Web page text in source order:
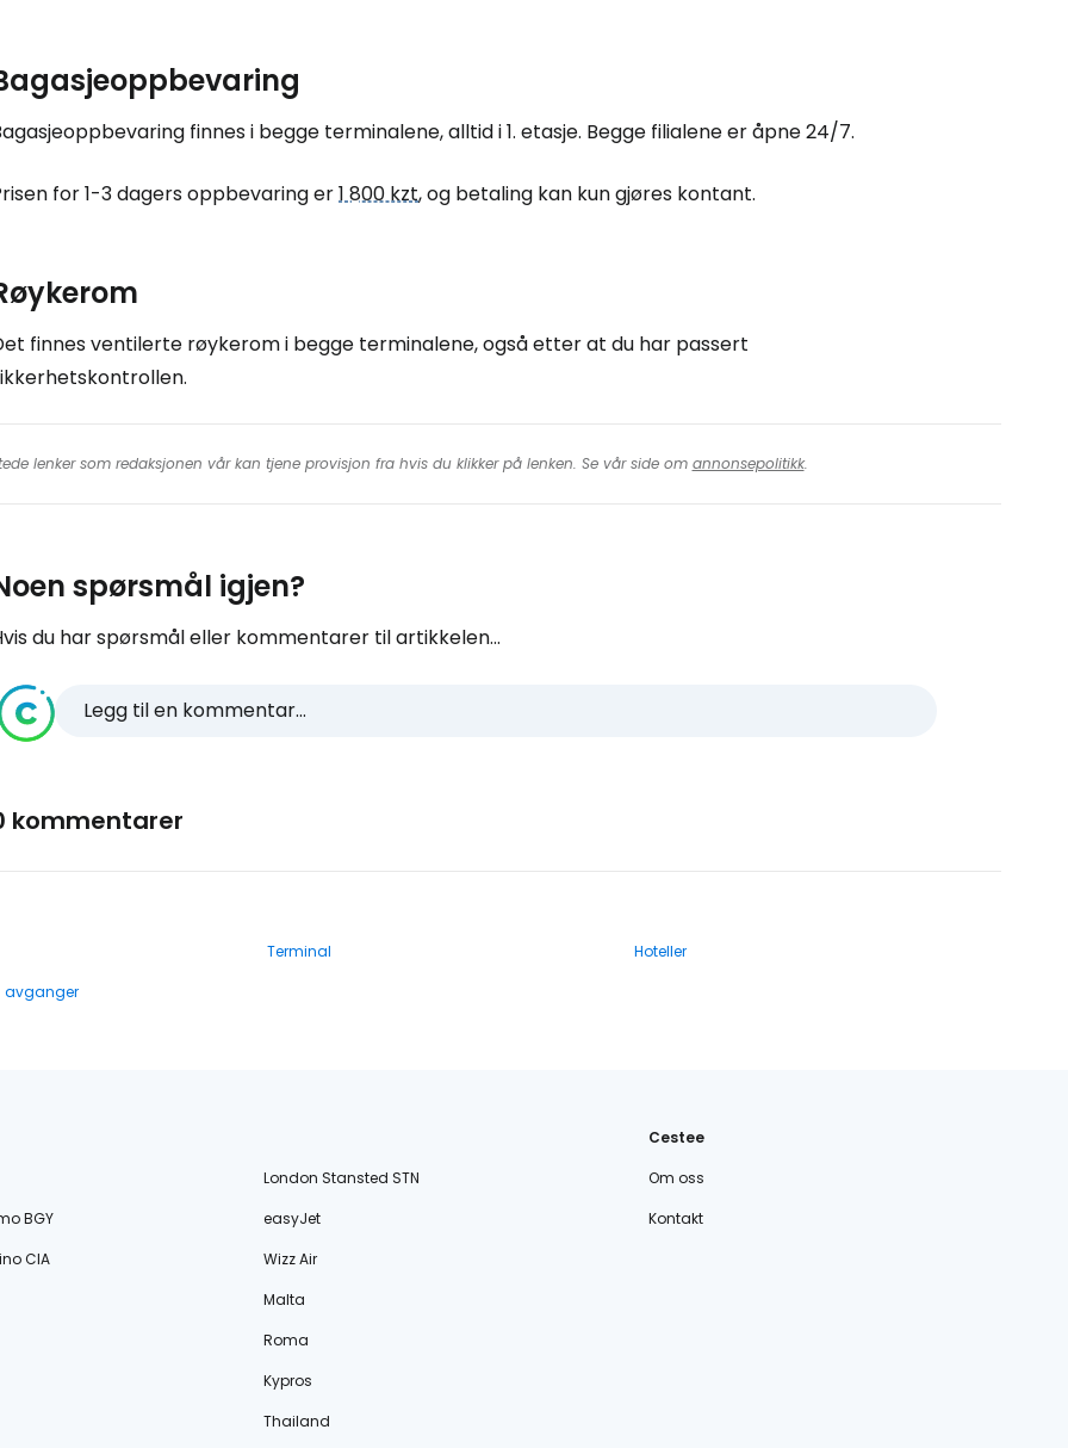
finnes i begge terminalene, alltid i 1. etasje. Begge filialene er åpne 24/7.
for 1-3 dagers oppbevaring er1 800 kzt, og betaling kan kun gjøres kontant.
finnes ventilerte røykerom i begge terminalene, også etter at du har passert
lenker som redaksjonen vår kan tjene provisjon fra hvis du klikker på lenken. Se vår side om annonsepolitikk.
spørsmål igjen?
du har spørsmål eller kommentarer til artikkelen...
Legg til en kommentar...
kommentarer
Terminal
Hoteller
avganger
London Stansted STN
BGY
easyJet
CIA
Wizz Air
Malta
Roma
Kypros
Thailand
Cestee
Om oss
Kontakt